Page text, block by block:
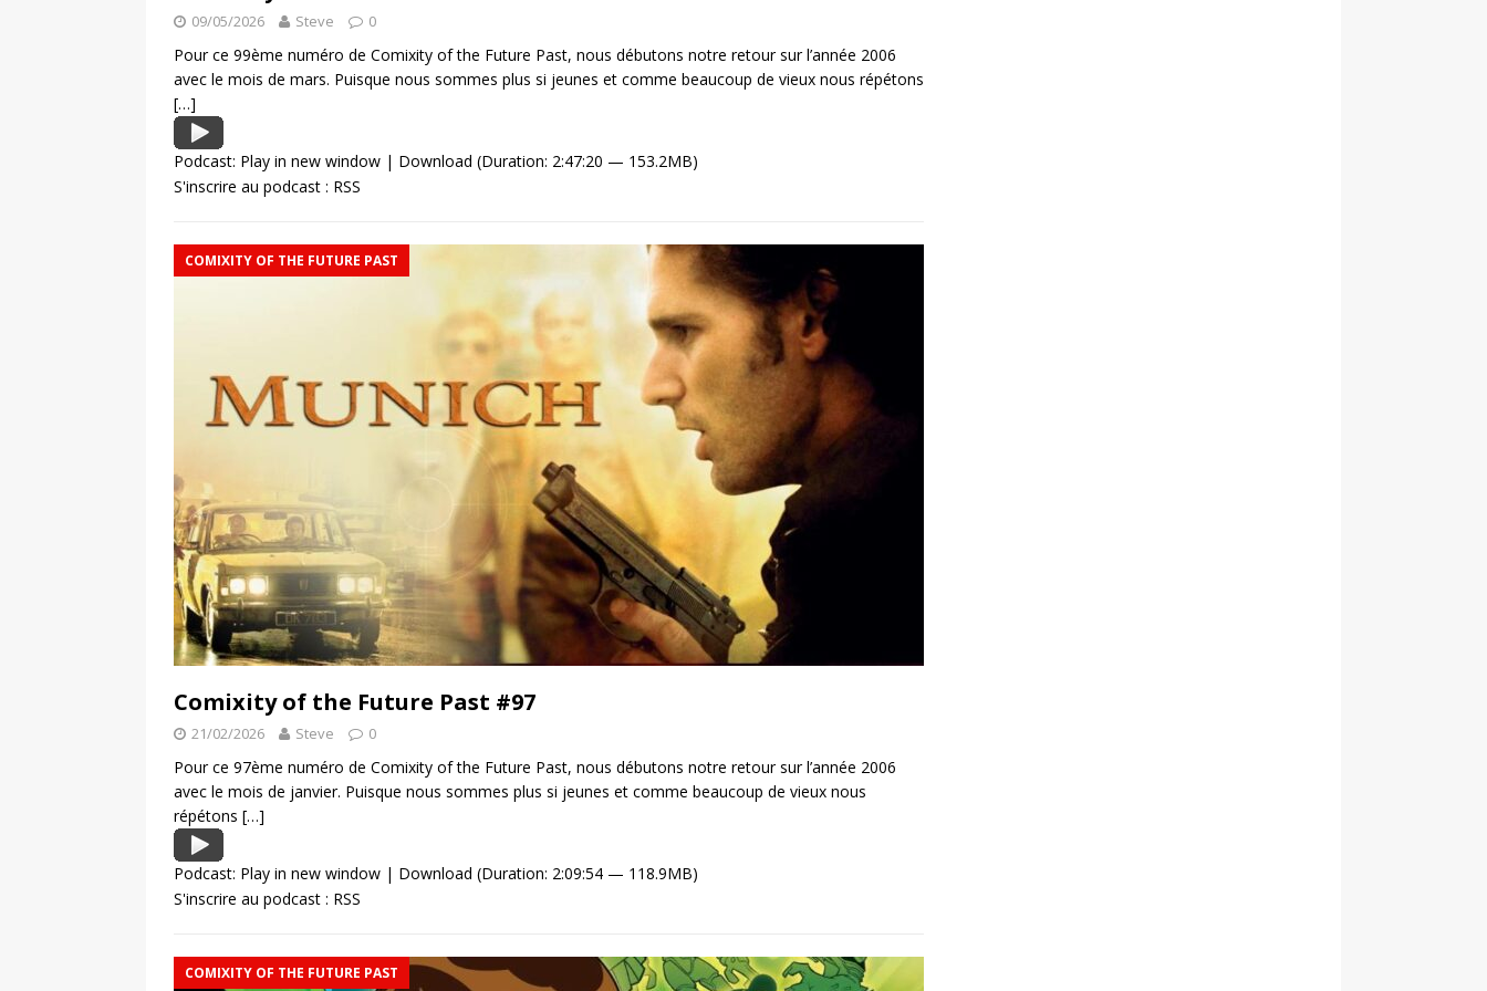
09/05/2026 Steve 0
Pour ce 99ème numéro de Comixity of the Future Past, nous débutons notre retour sur l’année 2006
avec le mois de mars. Puisque nous sommes plus si jeunes et comme beaucoup de vieux nous répétons
[…]
Podcast: Play in new window | Download (Duration: 2:47:20 — 153.2MB)
S'inscrire au podcast : RSS
COMIXITY OF THE FUTURE PAST
Comixity of the Future Past #97
21/02/2026 Steve 0
Pour ce 97ème numéro de Comixity of the Future Past, nous débutons notre retour sur l’année 2006
avec le mois de janvier. Puisque nous sommes plus si jeunes et comme beaucoup de vieux nous
répétons […]
Podcast: Play in new window | Download (Duration: 2:09:54 — 118.9MB)
S'inscrire au podcast : RSS
COMIXITY OF THE FUTURE PAST